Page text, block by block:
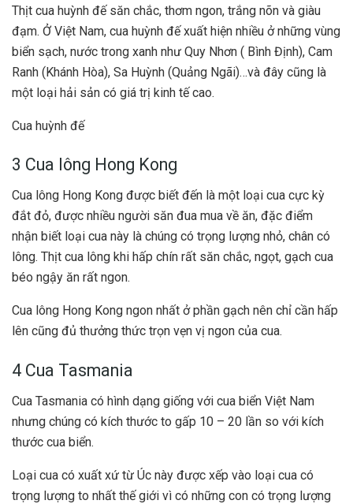
Thịt cua huỳnh đế săn chắc, thơm ngon, trắng nõn và giàu
đạm. Ở Việt Nam, cua huỳnh đế xuất hiện nhiều ở những vùng
biển sạch, nước trong xanh như Quy Nhơn ( Bình Định), Cam
Ranh (Khánh Hòa), Sa Huỳnh (Quảng Ngãi)…và đây cũng là
một loại hải sản có giá trị kinh tế cao.
Cua huỳnh đế
3 Cua lông Hong Kong
Cua lông Hong Kong được biết đến là một loại cua cực kỳ
đắt đỏ, được nhiều người săn đua mua về ăn, đặc điểm
nhận biết loại cua này là chúng có trọng lượng nhỏ, chân có
lông. Thịt cua lông khi hấp chín rất săn chắc, ngọt, gạch cua
béo ngậy ăn rất ngon.
Cua lông Hong Kong ngon nhất ở phần gạch nên chỉ cần hấp
lên cũng đủ thưởng thức trọn vẹn vị ngon của cua.
4 Cua Tasmania
Cua Tasmania có hình dạng giống với cua biển Việt Nam
nhưng chúng có kích thước to gấp 10 – 20 lần so với kích
thước cua biển.
Loại cua có xuất xứ từ Úc này được xếp vào loại cua có
trọng lượng to nhất thế giới vì có những con có trọng lượng